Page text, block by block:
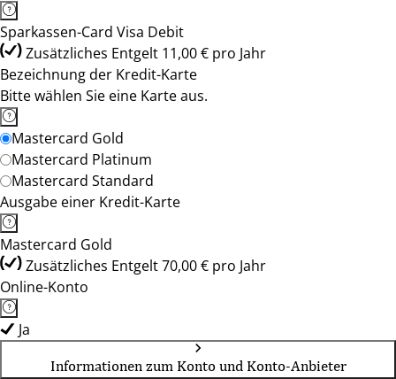
Sparkassen-Card Visa Debit
Zusätzliches Entgelt 11,00 € pro Jahr
Bezeichnung der Kredit-Karte
Bitte wählen Sie eine Karte aus.
Mastercard Gold
Mastercard Platinum
Mastercard Standard
Ausgabe einer Kredit-Karte
Mastercard Gold
Zusätzliches Entgelt 70,00 € pro Jahr
Online-Konto
Ja
Informationen zum Konto und Konto-Anbieter